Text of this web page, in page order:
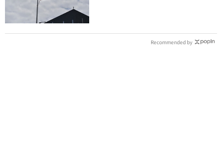
Recommended by